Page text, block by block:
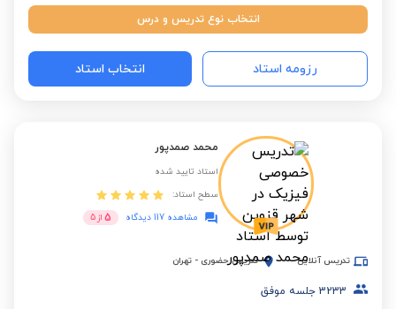
انتخاب نوع تدریس و درس
رزومه استاد انتخاب استاد
محمد صمدپور
استاد تایید شده
سطح استاد:
مشاهده 117 دیدگاه
5 از 5
تدریس آنلاین تدریس حضوری - تهران
3233 جلسه موفق